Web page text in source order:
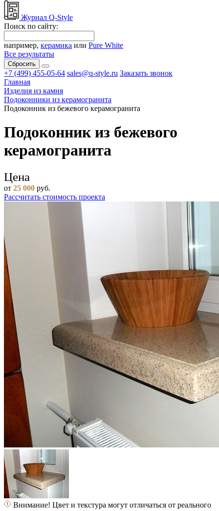
Журнал Q-Style
Поиск по сайту:
например, керамика или Pure White
Все результаты
Сбросить
+7 (499) 455-05-64 sales@q-style.ru Заказать звонок
Главная
Изделия из камня
Подоконники из керамогранита
Подоконник из бежевого керамогранита
Подоконник из бежевого
керамогранита
Цена
от 25 000 руб.
Рассчитать стоимость проекта
Внимание! Цвет и текстура могут отличаться от реального